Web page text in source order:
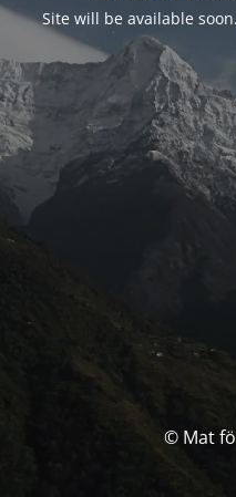
Site will be available
© Mat